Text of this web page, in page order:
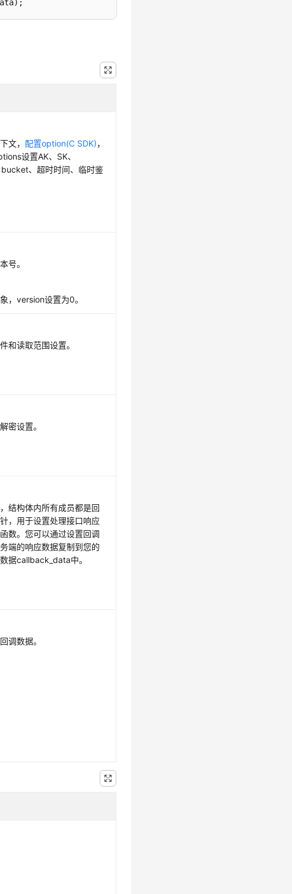
;
文，配置option(C SDK)，
设置AK、SK、
、超时时间、临时鉴
号。
，version设置为0。
和读取范围设置。
密设置。
结构体内所有成员都是回
，用于设置处理接口响应
数。您可以通过设置回调
端的响应数据复制到您的
据callback_data中。
调数据。